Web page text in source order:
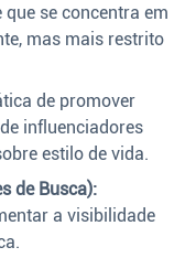
que se concentra em
mas mais restrito
de promover
influenciadores
estilo de vida.
de Busca):
a visibilidade